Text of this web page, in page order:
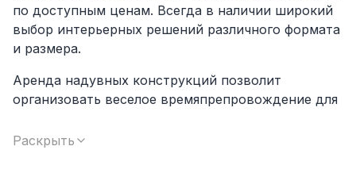
по доступным ценам. Всегда в наличии широкий
выбор интерьерных решений различного формата
и размера.
Аренда надувных конструкций позволит
организовать веселое времяпрепровождение для
получат незабываемые эмоции и яркие
Раскрыть